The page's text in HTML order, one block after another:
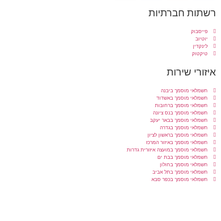
רשתות חברתיות
פייסבוק
יוטיוב
לינקדין
טיקטוק
איזורי שירות
חשמלאי מוסמך ביבנה
חשמלאי מוסמך באשדוד
חשמלאי מוסמך ברחובות
חשמלאי מוסמך בנס ציונה
חשמלאי מוסמך בבאר יעקב
חשמלאי מוסמך בגדרה
חשמלאי מוסמך בראשון לציון
חשמלאי מוסמך באיזור המרכז
חשמלאי מוסמך במועצה איזורית גדרות
חשמלאי מוסמך בבת ים
חשמלאי מוסמך בחולון
חשמלאי מוסמך בתל אביב
חשמלאי מוסמך בכפר סבא